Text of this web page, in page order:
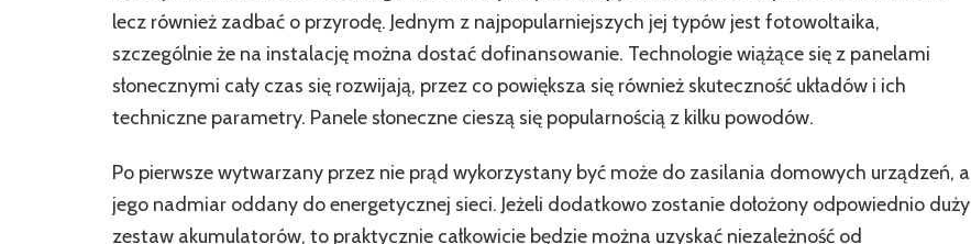
odnawialne
źródła
energii
lecz również zadbać o przyrodę. Jednym z najpopularniejszych jej typów jest fotowoltaika,
szczególnie że na instalację można dostać dofinansowanie. Technologie wiążące się z panelami
słonecznymi cały czas się rozwijają, przez co powiększa się również skuteczność układów i ich
techniczne parametry. Panele słoneczne cieszą się popularnością z kilku powodów.
Po pierwsze wytwarzany przez nie prąd wykorzystany być może do zasilania domowych urządzeń, a
jego nadmiar oddany do energetycznej sieci. Jeżeli dodatkowo zostanie dołożony odpowiednio duży
zestaw akumulatorów, to praktycznie całkowicie będzie można uzyskać niezależność od